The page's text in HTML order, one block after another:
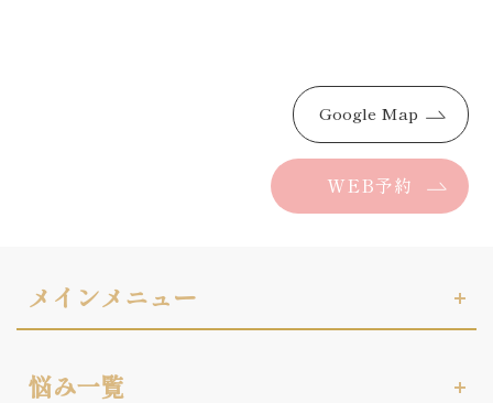
Google Map
WEB予約
メインメニュー
悩み一覧